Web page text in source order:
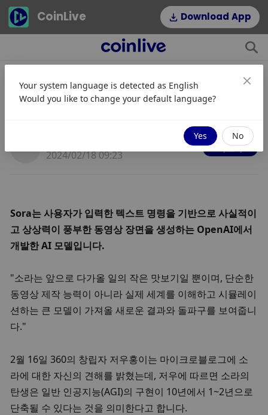
CoinLive Download App
OpenAI 서든 소라, 웹3+AI를 폭발시
2024/02/18 09:23
따르다
Sora는 사용자가 입력한 텍스트 명령을 기반으로 사실적이
고 상상력이 풍부한 동영상 장면을 생성하는 OpenAI에서
개발한 AI 모델입니다.
"소라는 앞으로 다가올 일의 작은 맛보기일 뿐이며, 단순한
동영상 제작 능력이 아니라 실제 세계를 이해하고 시뮬레이
션하는 큰 모델이 가져올 새로운 결과와 돌파구를 보여줍니
다."
2월 16일 360의 창립자 저우홍이는 마이크로블로그에 소
라에 대한 자신의 견해를 밝혔는데, 저우에 따르면 소라의
탄생은 일반 인공지능(AGI)의 구현이 10년에서 1~2년으로
단축될 수 있다는 것을 의미한다고 합니다.
Your system language is detected as English
Would you like to change your default language?
Yes No